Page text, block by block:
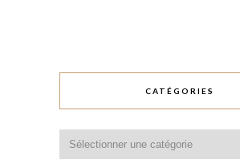
CATÉGORIES